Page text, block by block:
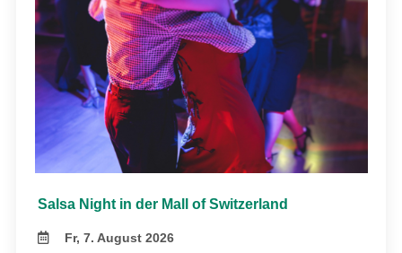
Salsa Night in der Mall of Switzerland
Fr, 7. August 2026